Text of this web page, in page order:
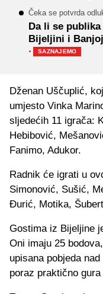
Čeka se potvrda
Da li se
Bijeljini i
· SAZNAJEMO
Dženan Uščuplić,
umjesto Vinka
sljedećih 11 igrača:
Hebibović,
Fanimo, Adukor.
Radnik će igrati u
Simonović, Sušić,
Đurić, Motika,
Gostima iz Bijeljine
Oni imaju 25
upisana pobjeda
poraz praktično